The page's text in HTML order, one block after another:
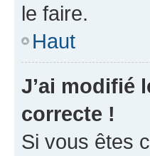
le faire.
Haut
J’ai modifié
correcte !
Si vous êtes